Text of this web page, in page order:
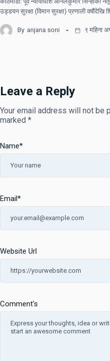
उड्डयन सुरक्षा (विमान सुरक्षा) प्रणाली वर्षौँदेखि
By anjana soni ९ महिना
Leave a Reply
Your email address will not be
marked *
Comment's
Name*
Email*
Website Url